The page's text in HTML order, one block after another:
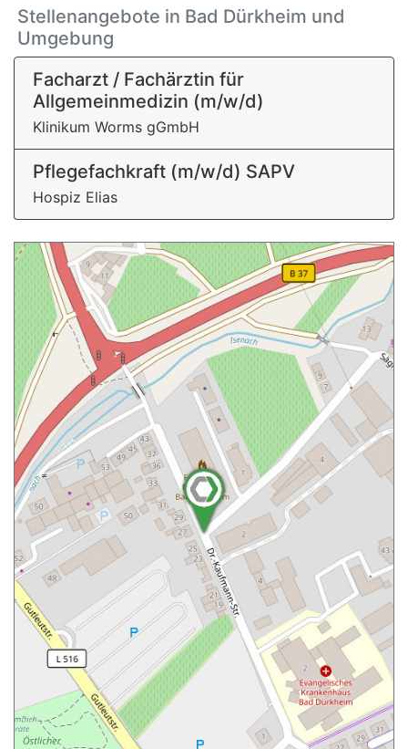
Stellenangebote in Bad Dürkheim und
Umgebung
Facharzt / Fachärztin für
Allgemeinmedizin (m/w/d)
Klinikum Worms gGmbH
Pflegefachkraft (m/w/d) SAPV
Hospiz Elias